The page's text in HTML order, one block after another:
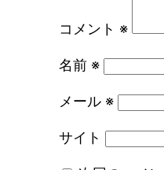
コメント ※
名前 ※
メール ※
サイト